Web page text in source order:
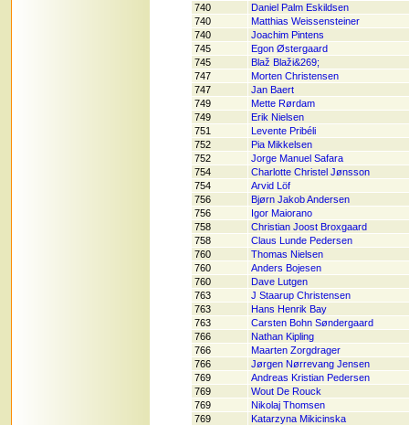
740
Daniel Palm Eskildsen
740
Matthias Weissensteiner
740
Joachim Pintens
745
Egon Østergaard
745
Blaž Blaži&269;
747
Morten Christensen
747
Jan Baert
749
Mette Rørdam
749
Erik Nielsen
751
Levente Pribéli
752
Pia Mikkelsen
752
Jorge Manuel Safara
754
Charlotte Christel Jønsson
754
Arvid Löf
756
Bjørn Jakob Andersen
756
Igor Maiorano
758
Christian Joost Broxgaard
758
Claus Lunde Pedersen
760
Thomas Nielsen
760
Anders Bojesen
760
Dave Lutgen
763
J Staarup Christensen
763
Hans Henrik Bay
763
Carsten Bohn Søndergaard
766
Nathan Kipling
766
Maarten Zorgdrager
766
Jørgen Nørrevang Jensen
769
Andreas Kristian Pedersen
769
Wout De Rouck
769
Nikolaj Thomsen
769
Katarzyna Mikicinska